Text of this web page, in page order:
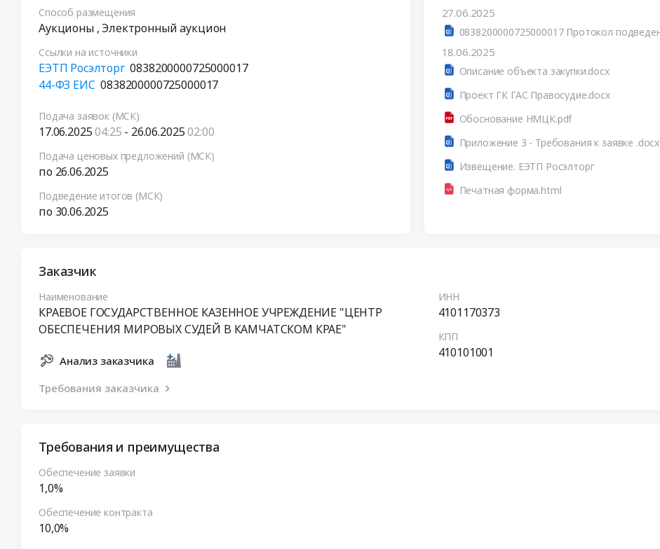
Способ размещения
Аукционы , Электронный аукцион
Ссылки на источники
ЕЭТП Росэлторг 0838200000725000017
44-ФЗ ЕИС 0838200000725000017
Подача заявок (МСК)
17.06.202504:25 - 26.06.202502:00
Подача ценовых предложений (МСК)
по 26.06.2025
Подведение итогов (МСК)
по 30.06.2025
27.06.2025
18.06.2025
Описание объекта закупки.docx
Проект ГК ГАС Правосудие.docx
Обоснование НМЦК.pdf
Приложение 3 - Требования к заявке .docx
Извещение. ЕЭТП Росэлторг
Печатная форма.html
Заказчик
Наименование
КРАЕВОЕ ГОСУДАРСТВЕННОЕ КАЗЕННОЕ УЧРЕЖДЕНИЕ "ЦЕНТР
ОБЕСПЕЧЕНИЯ МИРОВЫХ СУДЕЙ В КАМЧАТСКОМ КРАЕ"
Анализ заказчика
ИНН
4101170373
КПП
410101001
Требования заказчика
Требования и преимущества
Обеспечение заявки
1,0%
Обеспечение контракта
10,0%